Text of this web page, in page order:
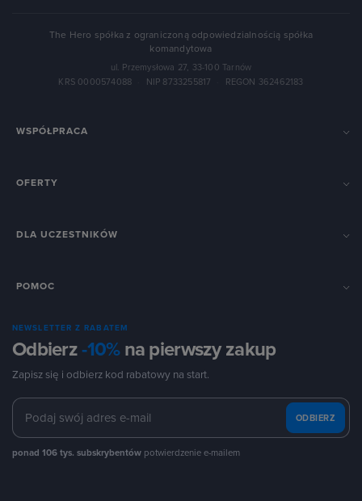
The Hero spółka z ograniczoną odpowiedzialnością spółka
komandytowa
ul. Przemysłowa 27, 33-100 Tarnów
KRS 0000574088
NIP 8733255817 REGON 362462183
WSPÓŁPRACA
OFERTY
DLA UCZESTNIKÓW
POMOC
NEWSLETTER Z RABATEM
Odbierz-10%na pierwszy zakup
Zapisz się i odbierz kod rabatowy na start.
ODBIERZ
ponad 106 tys. subskrybentów potwierdzenie e-mailem